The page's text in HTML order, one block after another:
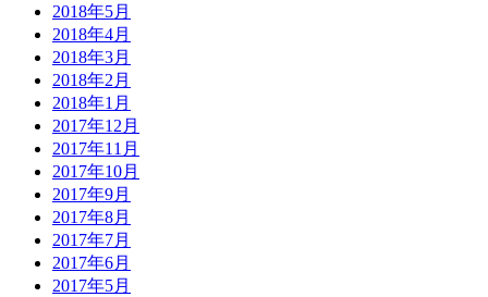
2018年5月
2018年4月
2018年3月
2018年2月
2018年1月
2017年12月
2017年11月
2017年10月
2017年9月
2017年8月
2017年7月
2017年6月
2017年5月